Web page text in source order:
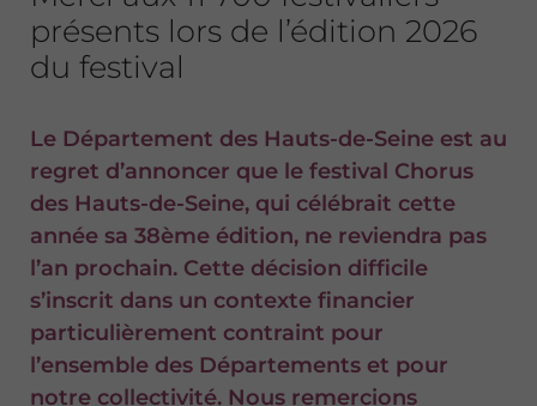
présents lors de l’édition 2026
du festival
Le Département des Hauts-de-Seine est au
regret d’annoncer que le festival Chorus
des Hauts-de-Seine, qui célébrait cette
année sa 38ème édition, ne reviendra pas
l’an prochain. Cette décision difficile
s’inscrit dans un contexte financier
particulièrement contraint pour
l’ensemble des Départements et pour
notre collectivité. Nous remercions